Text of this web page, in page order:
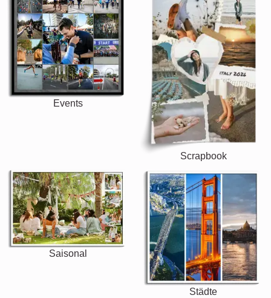
Events
Scrapbook
Saisonal
Städte